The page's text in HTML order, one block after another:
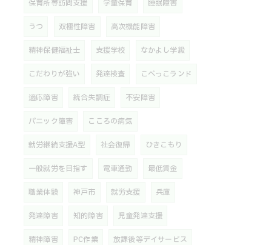
保育所等訪問支援 学童保育 睡眠障害
うつ 双極性障害 高次機能障害
精神保健福祉士 支援学校 なかよし学級
こだわりが強い 発達検査 こべっこランド
適応障害 統合失調症 不安障害
パニック障害 こころの病気
就労継続支援A型 社会復帰 ひきこもり
一般就労を目指す 電車通勤 最低賃金
職業体験 神戸市 就労支援 兵庫
発達障害 知的障害 児童発達支援
精神障害 PC作業 放課後等デイサービス